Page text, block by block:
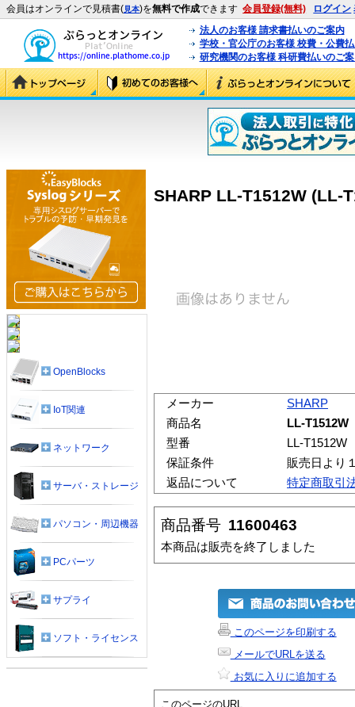
会員はオンラインで見積書(見本)を無料で作成できます 会員登録(無料) ログイン
法人のお客様 請求書払いのご案内
学校・官公庁のお客様 校費・公費
研究機関のお客様 科研費払いのご
SHARP LL-T1512W (LL-
メーカー
SHARP
商品名
LL-T1512W
型番
LL-T1512W
保証条件
販売日より
返品について
特定商取引
商品番号 11600463
本商品は販売を終了しました
このページを印刷する
メールでURLを送る
お気に入りに追加する
このページのURL
OpenBlocks
IoT関連
ネットワーク
サーバ・ストレージ
パソコン・周辺機器
PCパーツ
サプライ
ソフト・ライセンス